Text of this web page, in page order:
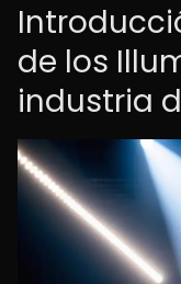
de los
industria